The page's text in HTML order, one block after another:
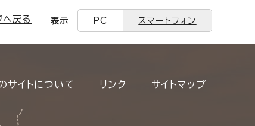
へ戻る 表示 PC スマートフォン
サイトについて リンク サイトマップ